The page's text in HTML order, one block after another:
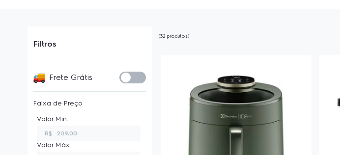
Filtros
Frete Grátis
Faixa de Preço
R$
32 produtos